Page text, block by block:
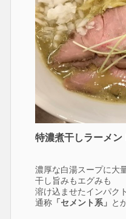
特濃煮干しラーメン
濃厚な白湯スープに大
干し旨みもエグみも
溶け込ませたインパク
通称 「セメント系」 と